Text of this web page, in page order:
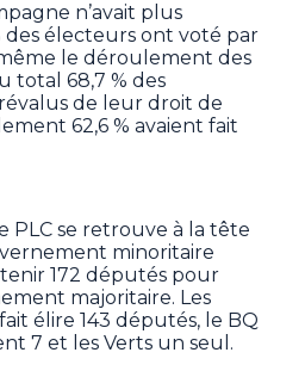
n’avait plus
des électeurs ont voté par
le déroulement des
total 68,7 % des
de leur droit de
62,6 % avaient fait
PLC se retrouve à la tête
minoritaire
172 députés pour
majoritaire. Les
élire 143 députés, le BQ
7 et les Verts un seul.